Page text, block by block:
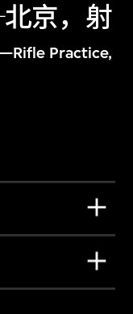
京，射
Practice,